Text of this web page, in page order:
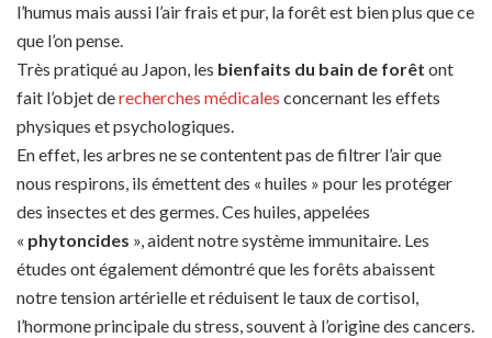
l’humus mais aussi l’air frais et pur, la forêt est bien plus que ce
que l’on pense.
Très pratiqué au Japon, les bienfaits du bain de forêt ont
fait l’objet derecherches médicales concernant les effets
physiques et psychologiques.
En effet, les arbres ne se contentent pas de filtrer l’air que
nous respirons, ils émettent des « huiles » pour les protéger
des insectes et des germes. Ces huiles, appelées
« phytoncides », aident notre système immunitaire. Les
études ont également démontré que les forêts abaissent
notre tension artérielle et réduisent le taux de cortisol,
l’hormone principale du stress, souvent à l’origine des cancers.